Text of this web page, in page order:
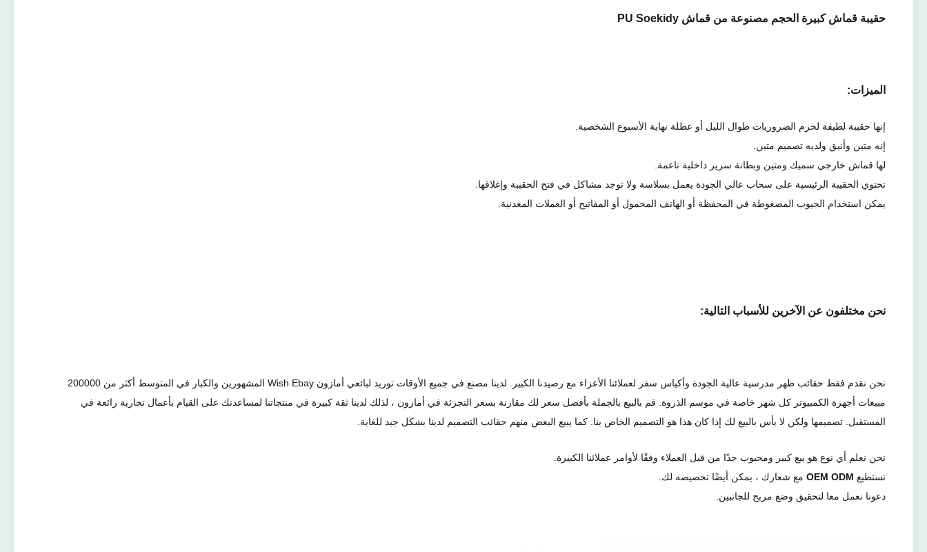
حقيبة قماش كبيرة الحجم مصنوعة من قماش PU Soekidy
الميزات:
إنها حقيبة لطيفة لحزم الضروريات طوال الليل أو عطلة نهاية الأسبوع الشخصية.
إنه متين وأنيق ولديه تصميم متين.
لها قماش خارجي سميك ومتين وبطانة سرير داخلية ناعمة.
تحتوي الحقيبة الرئيسية على سحاب عالي الجودة يعمل بسلاسة ولا توجد مشاكل في فتح الحقيبة وإغلاقها.
يمكن استخدام الجيوب المضغوطة في المحفظة أو الهاتف المحمول أو المفاتيح أو العملات المعدنية.
نحن مختلفون عن الآخرين للأسباب التالية:
نحن نقدم فقط حقائب ظهر مدرسية عالية الجودة وأكياس سفر لعملائنا الأعزاء مع رصيدنا الكبير. لدينا مصنع في جميع الأوقات توريد لبائعي أمازون Wish Ebay المشهورين والكبار في المتوسط ​​أكثر من 200000
مبيعات أجهزة الكمبيوتر كل شهر خاصة في موسم الذروة. قم بالبيع بالجملة بأفضل سعر لك مقارنة بسعر التجزئة في أمازون ، لذلك لدينا ثقة كبيرة في منتجاتنا لمساعدتك على القيام بأعمال تجارية رائعة في
المستقبل. تصميمها ولكن لا بأس بالبيع لك إذا كان هذا هو التصميم الخاص بنا. كما يبيع البعض منهم حقائب التصميم لدينا بشكل جيد للغاية.
نحن نعلم أي نوع هو بيع كبير ومحبوب جدًا من قبل العملاء وفقًا لأوامر عملائنا الكبيرة.
نستطيع OEM ODM مع شعارك ، يمكن أيضًا تخصيصه لك.
دعونا نعمل معا لتحقيق وضع مربح للجانبين.